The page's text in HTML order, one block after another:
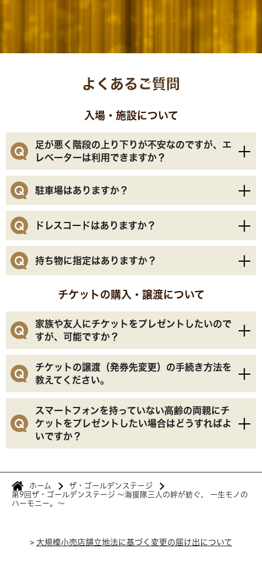
よくあるご質問
入場・施設について
足が悪く階段の上り下りが不安なのですが、エ
レベーターは利用できますか？
はい、会場内のエレベーターをご利用いただけます。
当日、お近くのスタッフにエレベーター利用を希望す
ます。
駐車場はありますか？
スタジアムシティの駐車場をご利用いただけますが、
イベント当日は混雑が予想されます。送迎や公共交通
ドレスコードはありますか？
特にございません。好きなお召し物でお越しくださ
い。会場内はエアコンが効いていて、寒く感じる場合
持ち物に指定はありますか？
入場には「座席情報が記載されたチケット(紙/電
いただく必要がございますので、必ずお持ちくださ
い。
ざいます。座布団やクッションシートがあると便利で
す。
チケットの購入・譲渡について
家族や友人にチケットをプレゼントしたいので
すが、可能ですか？
はい、可能です。ただし、原則としてチケットはご購
入者様のアプリに電子チケットとして発券されます。
ご来場者が異なる場合は、事前に事務局にて「発券先
変更」の手続きが必要となります。
チケットの譲渡（発券先変更）の手続き方法を
教えてください。
ご来場者様も「長崎スタジアムシティアプリ」をダウ
ンロード・会員登録していただく必要があります。そ
の後、事務局へ以下の情報をご連絡ください。
【ご来場者様情報】氏名、アプリ会員番号（8桁）、
メールアドレス、電話番号
スマートフォンを持っていない高齢の両親にチ
ケットをプレゼントしたい場合はどうすればよ
いですか？
り、以下の対応をご案内しております。
当日同行される場合： ご購入者様のアプリで入場認
す。
ホーム
ザ・ゴールデンステージ
第9回ザ・ゴールデンステージ 〜海援隊三人の絆が紡ぐ、 一生モノの
ハーモニー。〜
> 大規模小売店舗立地法に基づく変更の届け出について